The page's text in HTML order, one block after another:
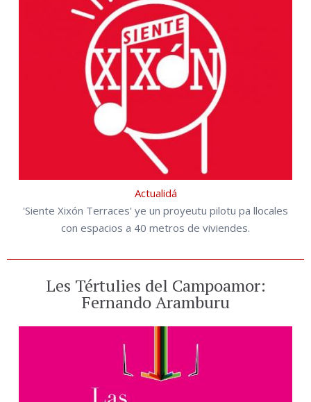
Actualidá
'Siente Xixón Terraces' ye un proyeutu pilotu pa llocales
con espacios a 40 metros de viviendes.
Les Tértulies del Campoamor:
Fernando Aramburu